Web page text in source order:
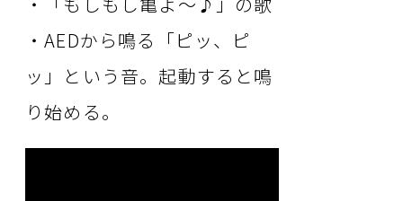
・AEDから鳴る「ピッ、ピ
ッ」という音。起動すると鳴
り始める。